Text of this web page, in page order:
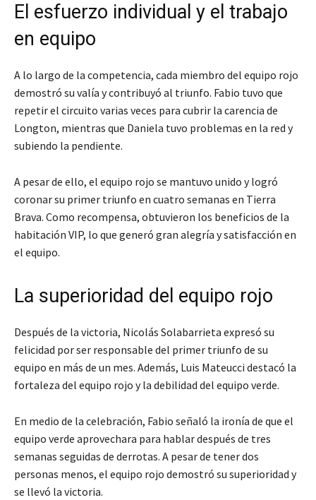
El esfuerzo individual y el trabajo
en equipo
A lo largo de la competencia, cada miembro del equipo rojo
demostró su valía y contribuyó al triunfo. Fabio tuvo que
repetir el circuito varias veces para cubrir la carencia de
Longton, mientras que Daniela tuvo problemas en la red y
subiendo la pendiente.
A pesar de ello, el equipo rojo se mantuvo unido y logró
coronar su primer triunfo en cuatro semanas en Tierra
Brava. Como recompensa, obtuvieron los beneficios de la
habitación VIP, lo que generó gran alegría y satisfacción en
el equipo.
La superioridad del equipo rojo
Después de la victoria, Nicolás Solabarrieta expresó su
felicidad por ser responsable del primer triunfo de su
equipo en más de un mes. Además, Luis Mateucci destacó la
fortaleza del equipo rojo y la debilidad del equipo verde.
En medio de la celebración, Fabio señaló la ironía de que el
equipo verde aprovechara para hablar después de tres
semanas seguidas de derrotas. A pesar de tener dos
personas menos, el equipo rojo demostró su superioridad y
se llevó la victoria.